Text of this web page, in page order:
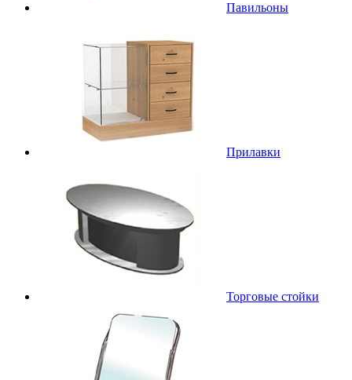
Павильоны
Прилавки
Торговые стойки